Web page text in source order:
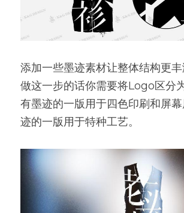
添加一些墨迹素材让整体结构更
做这一步的话你需要将Logo区分
有墨迹的一版用于四色印刷和屏
迹的一版用于特种工艺。